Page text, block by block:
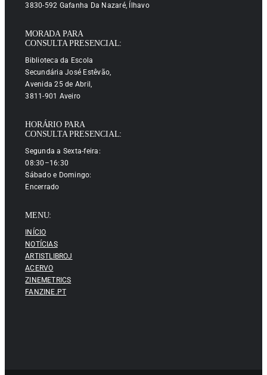
3830-592 Gafanha Da Nazaré, Ílhavo
MORADA PARA
CONSULTA PRESENCIAL:
Biblioteca da Escola
Secundária José Estêvão,
Avenida 25 de Abril,
3811-901 Aveiro
HORÁRIO PARA
CONSULTA PRESENCIAL:
Segunda a Sexta-feira:
08:30–16:30
Sábado e Domingo:
Encerrado
MENU:
INÍCIO
NOTÍCIAS
ARTISTLIBROJ
ACERVO
ZINEMETRICS
FANZINE.PT